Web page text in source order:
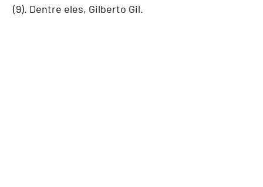
(9). Dentre eles, Gilberto Gil.